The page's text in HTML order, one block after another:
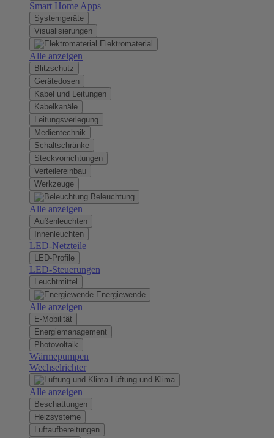
Smart Home Apps
Systemgeräte
Visualisierungen
Elektromaterial
Alle anzeigen
Blitzschutz
Gerätedosen
Kabel und Leitungen
Kabelkanäle
Leitungsverlegung
Medientechnik
Schaltschränke
Steckvorrichtungen
Verteilereinbau
Werkzeuge
Beleuchtung
Alle anzeigen
Außenleuchten
Innenleuchten
LED-Netzteile
LED-Profile
LED-Steuerungen
Leuchtmittel
Energiewende
Alle anzeigen
E-Mobilität
Energiemanagement
Photovoltaik
Wärmepumpen
Wechselrichter
Lüftung und Klima
Alle anzeigen
Beschattungen
Heizsysteme
Luftaufbereitungen